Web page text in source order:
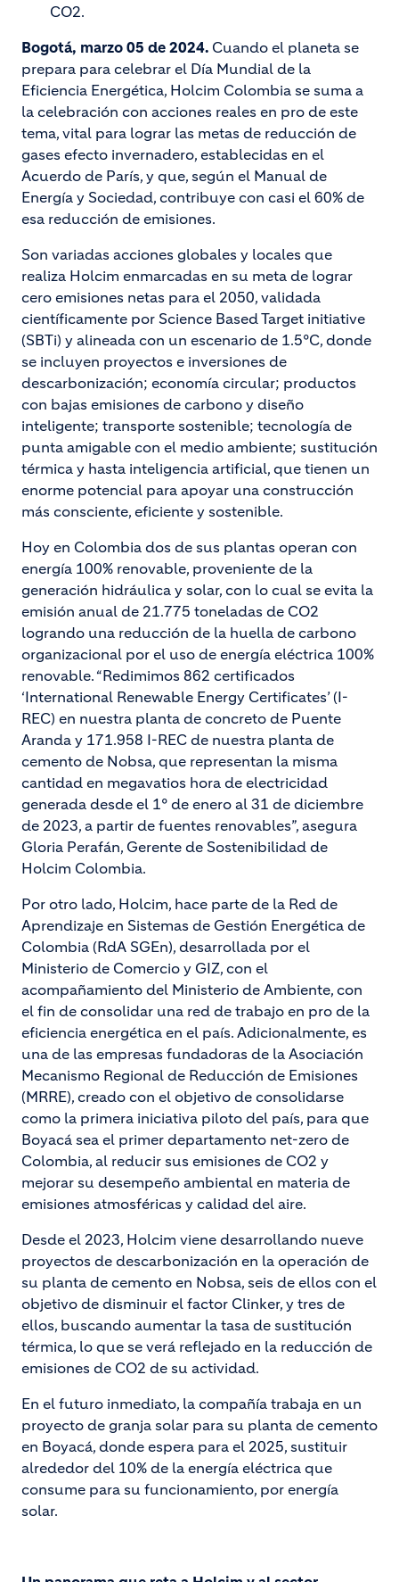
CO2.
Bogotá, marzo 05 de 2024. Cuando el planeta se
prepara para celebrar el Día Mundial de la
Eficiencia Energética, Holcim Colombia se suma a
la celebración con acciones reales en pro de este
tema, vital para lograr las metas de reducción de
gases efecto invernadero, establecidas en el
Acuerdo de París, y que, según el Manual de
Energía y Sociedad, contribuye con casi el 60% de
esa reducción de emisiones.
Son variadas acciones globales y locales que
realiza Holcim enmarcadas en su meta de lograr
cero emisiones netas para el 2050, validada
científicamente por Science Based Target initiative
(SBTi) y alineada con un escenario de 1.5°C, donde
se incluyen proyectos e inversiones de
descarbonización; economía circular; productos
con bajas emisiones de carbono y diseño
inteligente; transporte sostenible; tecnología de
punta amigable con el medio ambiente; sustitución
térmica y hasta inteligencia artificial, que tienen un
enorme potencial para apoyar una construcción
más consciente, eficiente y sostenible.
Hoy en Colombia dos de sus plantas operan con
energía 100% renovable, proveniente de la
generación hidráulica y solar, con lo cual se evita la
emisión anual de 21.775 toneladas de CO2
logrando una reducción de la huella de carbono
organizacional por el uso de energía eléctrica 100%
renovable. “Redimimos 862 certificados
‘International Renewable Energy Certificates’ (I-
REC) en nuestra planta de concreto de Puente
Aranda y 171.958 I-REC de nuestra planta de
cemento de Nobsa, que representan la misma
cantidad en megavatios hora de electricidad
generada desde el 1° de enero al 31 de diciembre
de 2023, a partir de fuentes renovables”, asegura
Gloria Perafán, Gerente de Sostenibilidad de
Holcim Colombia.
Por otro lado, Holcim, hace parte de la Red de
Aprendizaje en Sistemas de Gestión Energética de
Colombia (RdA SGEn), desarrollada por el
Ministerio de Comercio y GIZ, con el
acompañamiento del Ministerio de Ambiente, con
el fin de consolidar una red de trabajo en pro de la
eficiencia energética en el país. Adicionalmente, es
una de las empresas fundadoras de la Asociación
Mecanismo Regional de Reducción de Emisiones
(MRRE), creado con el objetivo de consolidarse
como la primera iniciativa piloto del país, para que
Boyacá sea el primer departamento net-zero de
Colombia, al reducir sus emisiones de CO2 y
mejorar su desempeño ambiental en materia de
emisiones atmosféricas y calidad del aire.
Desde el 2023, Holcim viene desarrollando nueve
proyectos de descarbonización en la operación de
su planta de cemento en Nobsa, seis de ellos con el
objetivo de disminuir el factor Clinker, y tres de
ellos, buscando aumentar la tasa de sustitución
térmica, lo que se verá reflejado en la reducción de
emisiones de CO2 de su actividad.
En el futuro inmediato, la compañía trabaja en un
proyecto de granja solar para su planta de cemento
en Boyacá, donde espera para el 2025, sustituir
alrededor del 10% de la energía eléctrica que
consume para su funcionamiento, por energía
solar.